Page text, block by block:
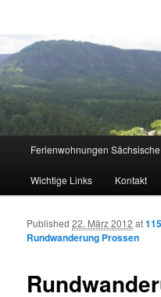
Skip to primary content
Skip to secondary content
Ferienwohnungen
Wichtige Links Kontakt
Published22. März 2012 at
Rundwanderung Prossen